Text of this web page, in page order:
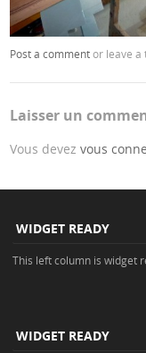
Post a commentor leave a
Laisser un
Vous devezvous
WIDGET READY
This left column is widget
WIDGET READY